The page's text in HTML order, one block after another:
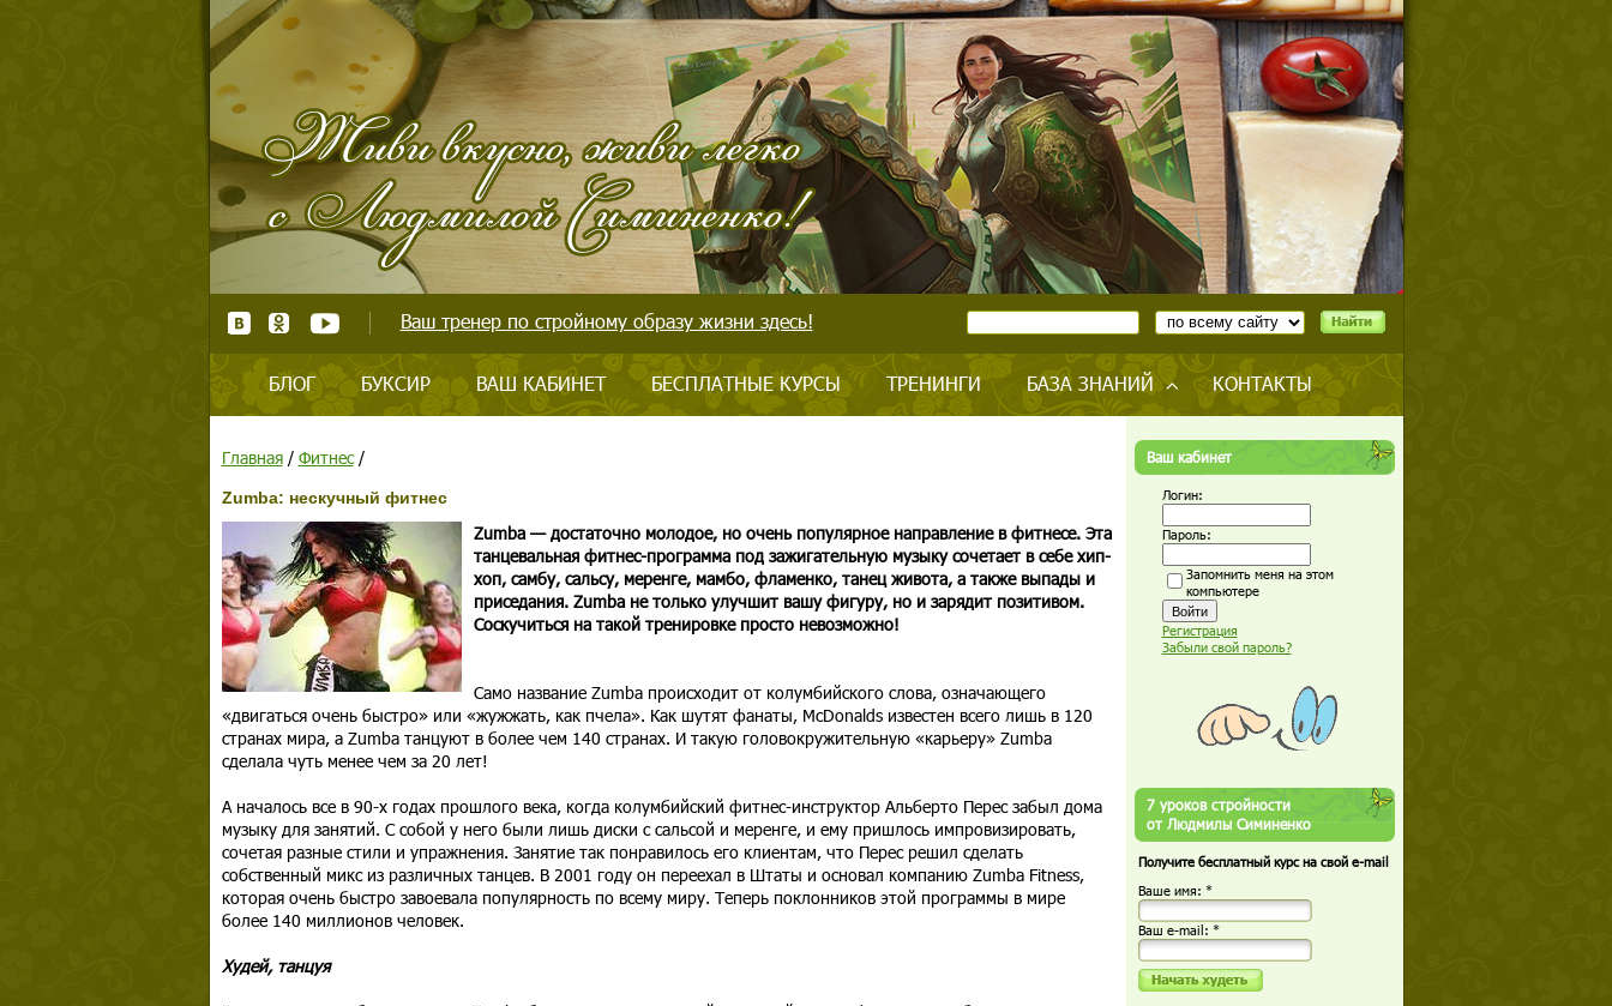
Ваш тренер по стройному образу жизни здесь!
БЛОГ БУКСИР ВАШ КАБИНЕТ БЕСПЛАТНЫЕ КУРСЫ ТРЕНИНГИ БАЗА ЗНАНИЙ КОНТАКТЫ
Главная/ Фитнес/
Zumba: нескучный фитнес
Zumba — достаточно молодое, но очень популярное направление в фитнесе. Эта
танцевальная фитнес-программа под зажигательную музыку сочетает в себе хип-
хоп, самбу, сальсу, меренге, мамбо, фламенко, танец живота, а также выпады и
приседания. Zumba не только улучшит вашу фигуру, но и зарядит позитивом.
Соскучиться на такой тренировке просто невозможно!
Само название Zumba происходит от колумбийского слова, означающего
«двигаться очень быстро» или «жужжать, как пчела». Как шутят фанаты, McDonalds известен всего лишь в 120
странах мира, а Zumba танцуют в более чем 140 странах. И такую головокружительную «карьеру» Zumba
сделала чуть менее чем за 20 лет!
А началось все в 90-х годах прошлого века, когда колумбийский фитнес-инструктор Альберто Перес забыл дома
музыку для занятий. С собой у него были лишь диски с сальсой и меренге, и ему пришлось импровизировать,
сочетая разные стили и упражнения. Занятие так понравилось его клиентам, что Перес решил сделать
собственный микс из различных танцев. В 2001 году он переехал в Штаты и основал компанию Zumba Fitness,
которая очень быстро завоевала популярность по всему миру. Теперь поклонников этой программы в мире
более 140 миллионов человек.
Худей, танцуя
Ваш кабинет
Логин:
Пароль:
Запомнить меня на этом
компьютере
Регистрация
Забыли свой пароль?
7 уроков стройности
от Людмилы Симиненко
Получите бесплатный курс на свой e-mail
Ваше имя: *
Ваш е-mail: *